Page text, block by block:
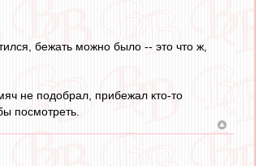
бежать можно было -- это что ж,
не подобрал, прибежал кто-то
посмотреть.